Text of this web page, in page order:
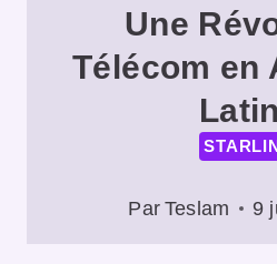
Une
Télécom en
Par Teslam 9